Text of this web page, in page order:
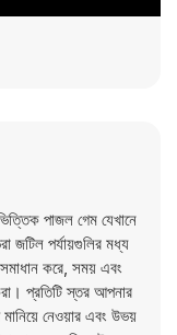
পাজল গেম যেখানে
জটিল পর্যায়গুলির মধ্য
করে, সময় এবং
প্রতিটি স্তর আপনার
মানিয়ে নেওয়ার এবং উভয়